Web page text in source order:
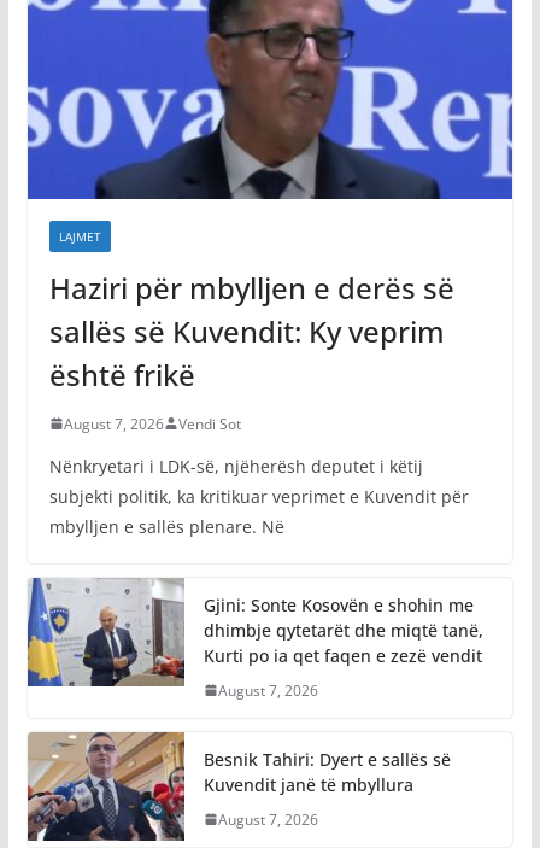
LAJMET
Haziri për mbylljen e derës së
sallës së Kuvendit: Ky veprim
është frikë
August 7, 2026 Vendi Sot
Nënkryetari i LDK-së, njëherësh deputet i këtij
subjekti politik, ka kritikuar veprimet e Kuvendit për
mbylljen e sallës plenare. Në
Gjini: Sonte Kosovën e shohin me
dhimbje qytetarët dhe miqtë tanë,
Kurti po ia qet faqen e zezë vendit
August 7, 2026
Besnik Tahiri: Dyert e sallës së
Kuvendit janë të mbyllura
August 7, 2026